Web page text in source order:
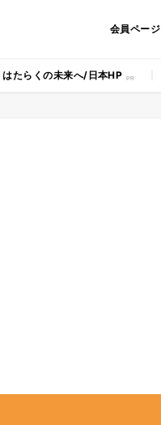
会員ページ
はたらくの未来へ/日本HP